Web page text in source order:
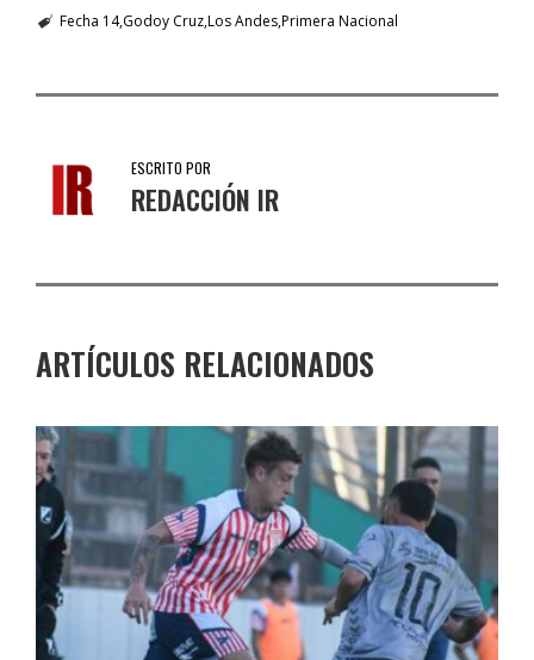
Fecha 14Godoy CruzLos AndesPrimera Nacional
ESCRITO POR
REDACCIÓN IR
ARTÍCULOS RELACIONADOS